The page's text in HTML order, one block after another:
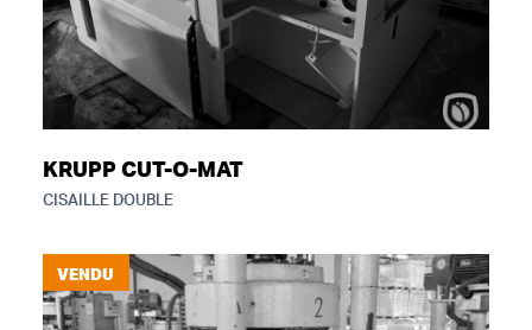
KRUPP CUT-O-MAT
CISAILLE DOUBLE
VENDU